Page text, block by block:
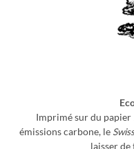
Imprimé sur du papier
émissions carbone, le
laisser de